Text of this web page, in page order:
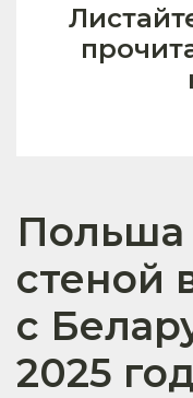
Польша
стеной
с
2025